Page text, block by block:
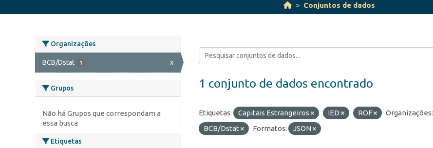
Conjuntos de dados
Organizações
BCB/Dstat 1 x
Grupos
Não há Grupos que correspondam a
essa busca
Etiquetas
1 conjunto de dados encontrado
Etiquetas: Capitais Estrangeiros IED ROF
Organizações:
BCB/Dstat
Formatos: JSON